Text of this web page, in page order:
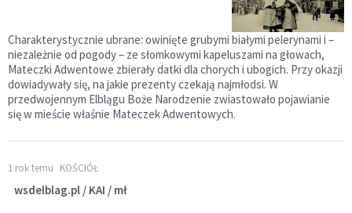
Charakterystycznie ubrane: owinięte grubymi białymi pelerynami i –
niezależnie od pogody – ze słomkowymi kapeluszami na głowach,
Mateczki Adwentowe zbierały datki dla chorych i ubogich. Przy okazji
dowiadywały się, na jakie prezenty czekają najmłodsi. W
przedwojennym Elblągu Boże Narodzenie zwiastowało pojawianie
się w mieście właśnie Mateczek Adwentowych.
1 rok temu KOŚCIÓŁ
wsdelblag.pl / KAI / mł